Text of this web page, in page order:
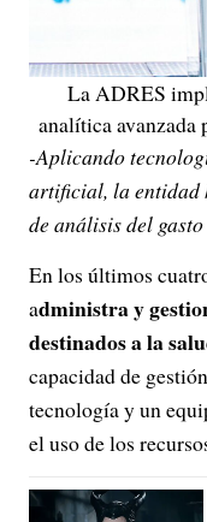
La ADRES
analítica avanzada
-Aplicando
artificial, la entidad
de análisis del
En los últimos
administra y
destinados a la
capacidad de
tecnología y un
el uso de los